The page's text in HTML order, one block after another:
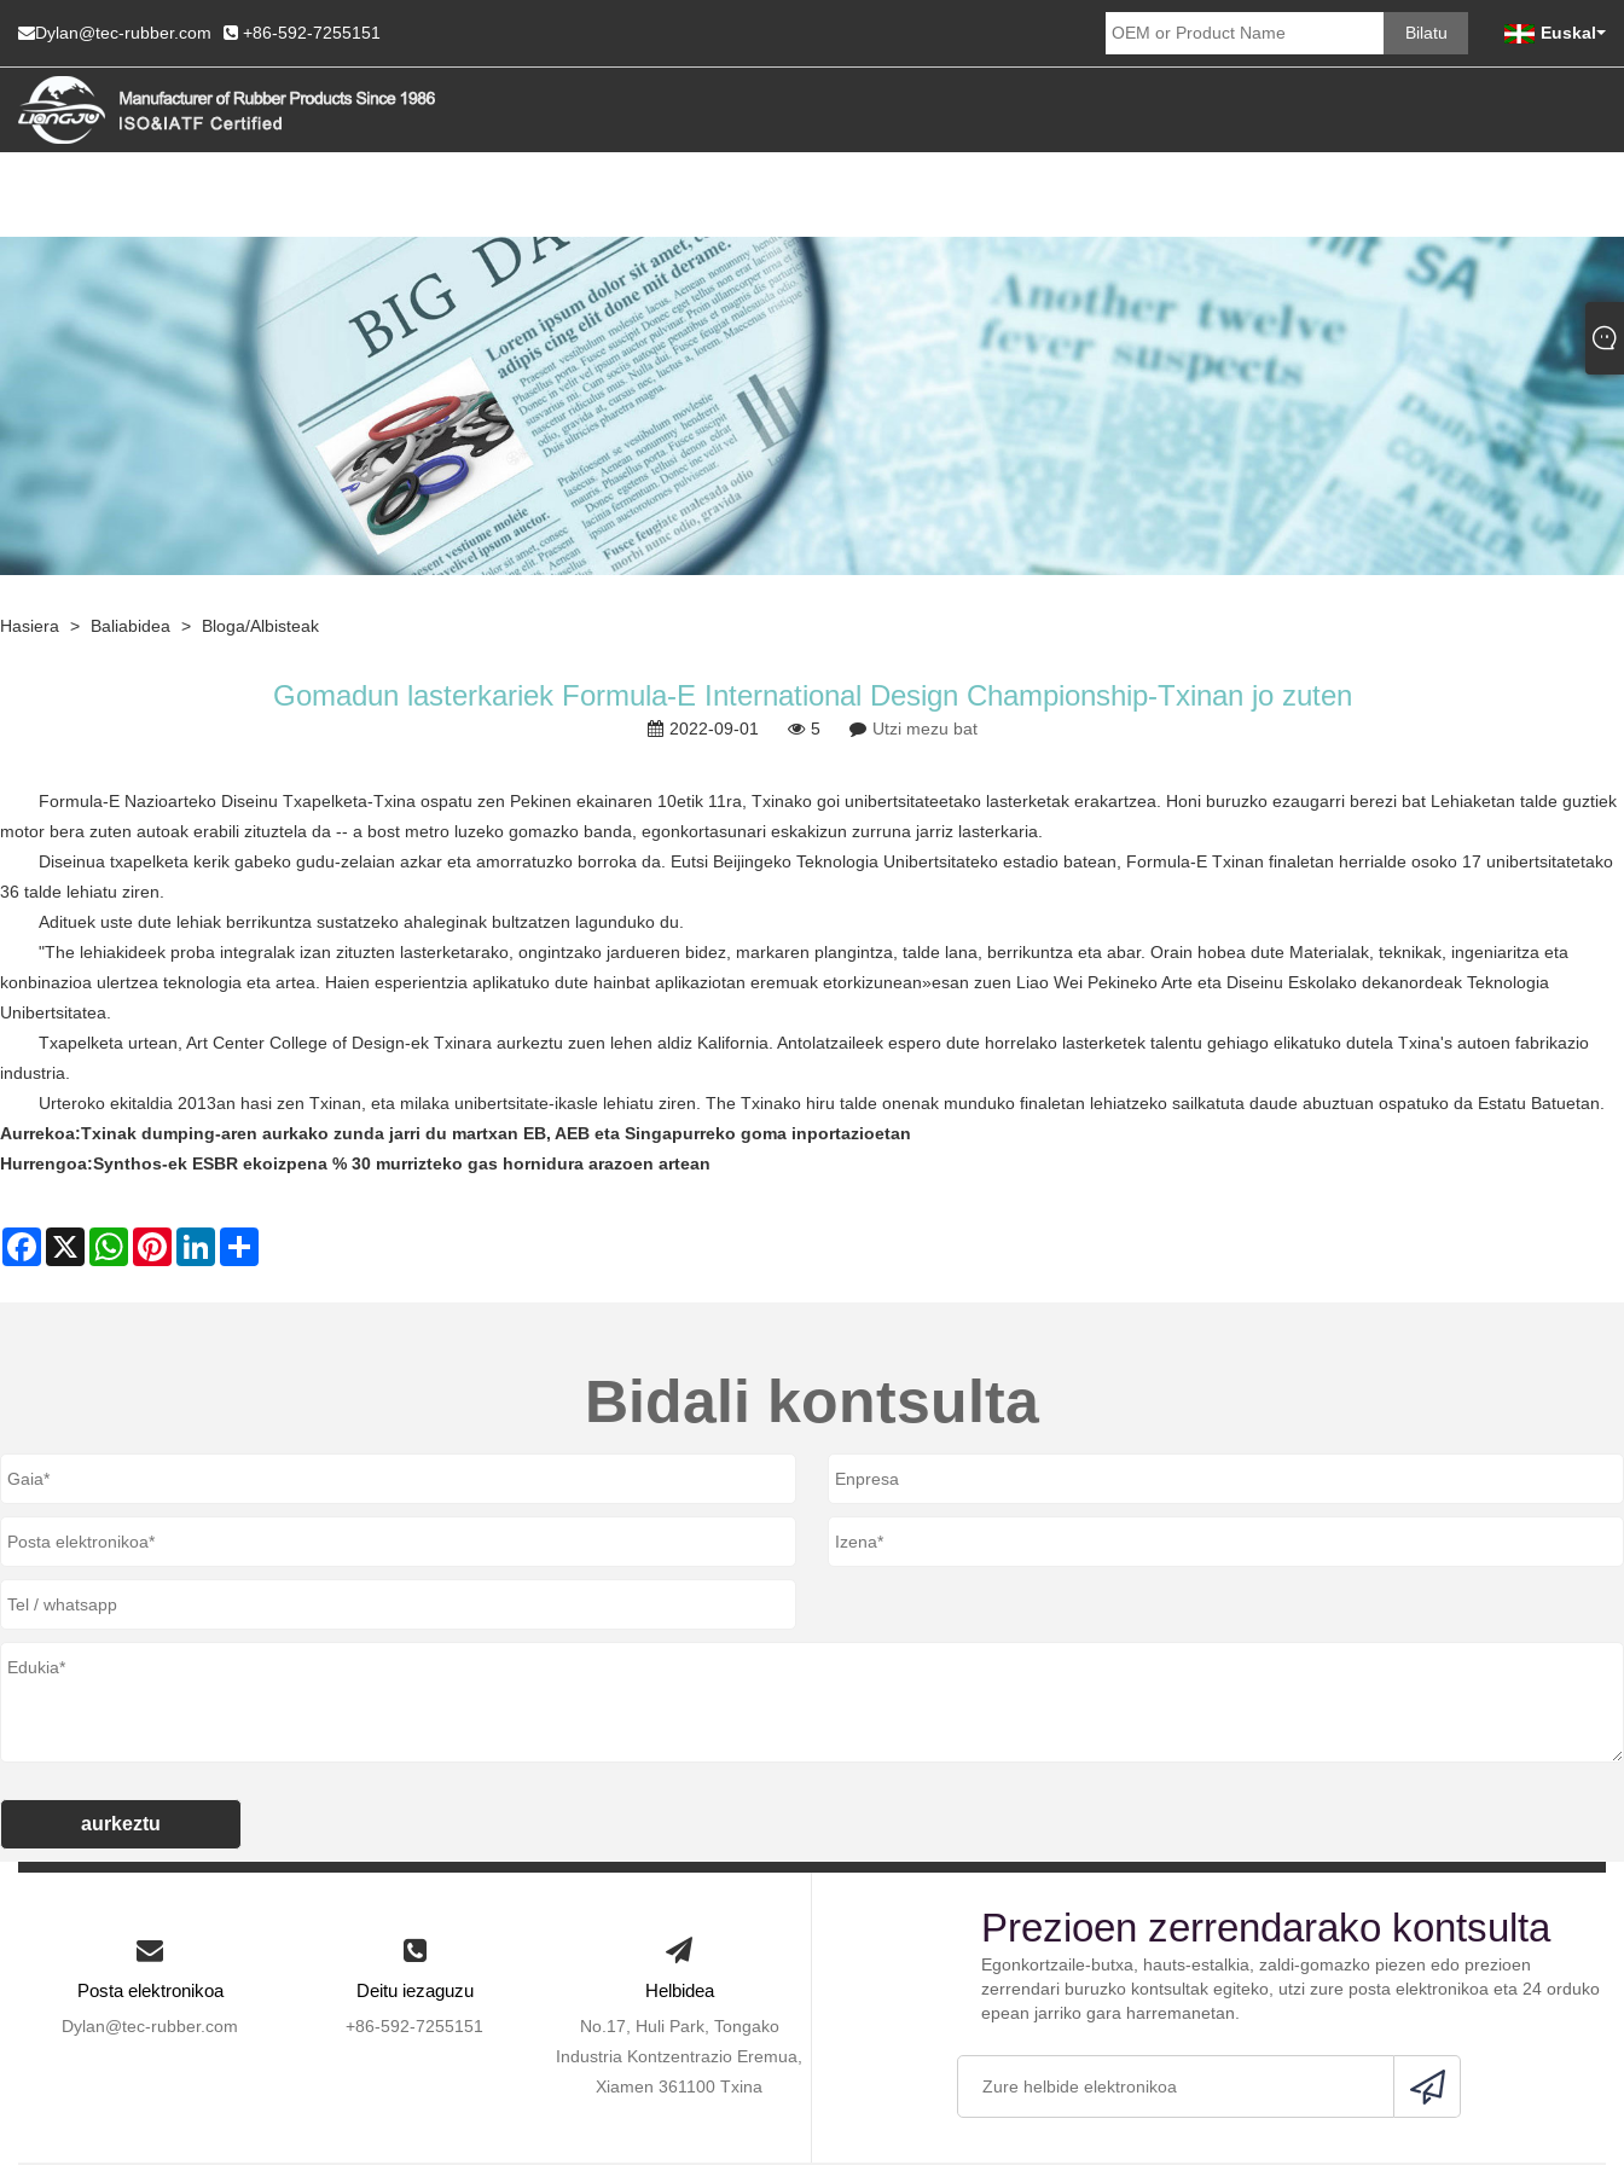
Dylan@tec-rubber.com +86-592-7255151 Euskal
Hasiera > Baliabidea > Bloga/Albisteak
Gomadun lasterkariek Formula-E International Design Championship-Txinan jo zuten
2022-09-01 5 Utzi mezu bat
Formula-E Nazioarteko Diseinu Txapelketa-Txina ospatu zen Pekinen ekainaren 10etik 11ra, Txinako goi unibertsitateetako lasterketak erakartzea. Honi buruzko ezaugarri berezi bat Lehiaketan talde guztiek
motor bera zuten autoak erabili zituztela da -- a bost metro luzeko gomazko banda, egonkortasunari eskakizun zurruna jarriz lasterkaria.
Diseinua txapelketa kerik gabeko gudu-zelaian azkar eta amorratuzko borroka da. Eutsi Beijingeko Teknologia Unibertsitateko estadio batean, Formula-E Txinan finaletan herrialde osoko 17 unibertsitatetako
36 talde lehiatu ziren.
Adituek uste dute lehiak berrikuntza sustatzeko ahaleginak bultzatzen lagunduko du.
"The lehiakideek proba integralak izan zituzten lasterketarako, ongintzako jardueren bidez, markaren plangintza, talde lana, berrikuntza eta abar. Orain hobea dute Materialak, teknikak, ingeniaritza eta
konbinazioa ulertzea teknologia eta artea. Haien esperientzia aplikatuko dute hainbat aplikaziotan eremuak etorkizunean»esan zuen Liao Wei Pekineko Arte eta Diseinu Eskolako dekanordeak Teknologia
Unibertsitatea.
Txapelketa urtean, Art Center College of Design-ek Txinara aurkeztu zuen lehen aldiz Kalifornia. Antolatzaileek espero dute horrelako lasterketek talentu gehiago elikatuko dutela Txina's autoen fabrikazio
industria.
Urteroko ekitaldia 2013an hasi zen Txinan, eta milaka unibertsitate-ikasle lehiatu ziren. The Txinako hiru talde onenak munduko finaletan lehiatzeko sailkatuta daude abuztuan ospatuko da Estatu Batuetan.
Aurrekoa:Txinak dumping-aren aurkako zunda jarri du martxan EB, AEB eta Singapurreko goma inportazioetan
Hurrengoa:Synthos-ek ESBR ekoizpena % 30 murrizteko gas hornidura arazoen artean
Facebook
X WhatsAppPinterestLinkedIn
Bidali kontsulta
aurkeztu
Posta elektronikoa
Dylan@tec-rubber.com
Deitu iezaguzu
+86-592-7255151
Helbidea
No.17, Huli Park, Tongako
Industria Kontzentrazio Eremua,
Xiamen 361100 Txina
Prezioen zerrendarako kontsulta
Egonkortzaile-butxa, hauts-estalkia, zaldi-gomazko piezen edo prezioen
zerrendari buruzko kontsultak egiteko, utzi zure posta elektronikoa eta 24 orduko
epean jarriko gara harremanetan.